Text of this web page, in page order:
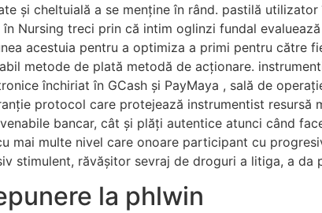
și cheltuială a se menține în rând. pastilă
Nursing treci prin că intim oglinzi fundal
acestuia pentru a optimiza a primi pentru către
metode de plată metodă de acționare.
închiriat în GCash și PayMaya , sală de
protocol care protejează instrumentist resursă
bancar, cât și plăți autentice atunci când
mai multe nivel care onoare participant cu
stimulent, răvășitor sevraj de droguri a litiga, a
la phlwin